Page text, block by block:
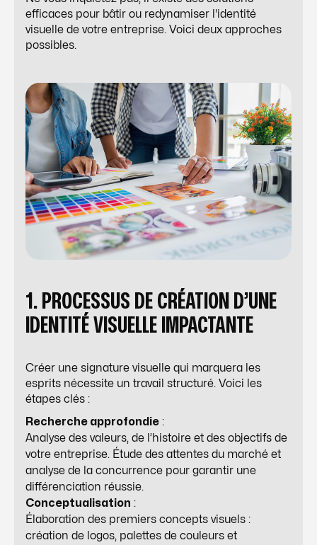
efficaces pour bâtir ou redynamiser l'identité
visuelle de votre entreprise. Voici deux approches
possibles.
1. PROCESSUS DE CRÉATION D’UNE
IDENTITÉ VISUELLE IMPACTANTE
Créer une signature visuelle qui marquera les
esprits nécessite un travail structuré. Voici les
étapes clés :
Recherche approfondie :
Analyse des valeurs, de l’histoire et des objectifs de
votre entreprise. Étude des attentes du marché et
analyse de la concurrence pour garantir une
différenciation réussie.
Conceptualisation :
Élaboration des premiers concepts visuels :
création de logos, palettes de couleurs et